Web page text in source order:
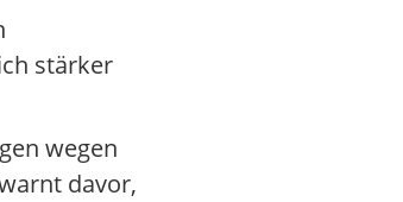
stärker
wegen
davor,